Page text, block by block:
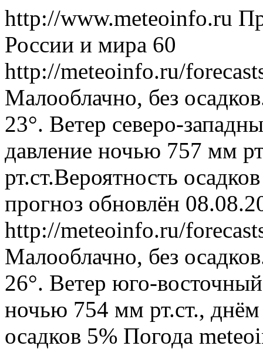
http://www.meteoinfo.ru
России и мира 60
http://meteoinfo.ru/
Малооблачно, без
23°. Ветер северо-
давление ночью 757 мм
рт.ст.Вероятность
прогноз обновлён
http://meteoinfo.ru/
Малооблачно, без
26°. Ветер юго-
ночью 754 мм рт.ст.,
осадков 5% Погода